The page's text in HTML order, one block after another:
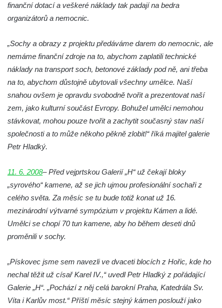
Socha Nosorožík v ZOO Hluboká
Socha Beruška v ZOO Hluboká
Socha Vážka v ZOO Hluboká
Socha Volavka v ZOO Hluboká
Flamingo trůn v ZOO Hluboká
Lysá nad Labem, barokní město Šporkovo
Socha Opičákovník v ZOO Hluboká
Socha Roháč v ZOO Hluboká
Socha Jana Valeria Jirsíka u Černé věže v
Českých Budějovicích
Socha Krista klesajícího pod křížem u
Budějovicích
Socha svatého Jana Nepomuckého u
kostela svaté Rodiny v Českých
Budějovicích
finanční dotací a veškeré náklady tak padají na bedra
organizátorů a nemocnic.
„Sochy a obrazy z projektu předáváme darem do nemocnic, ale
nemáme finanční zdroje na to, abychom zaplatili technické
náklady na transport soch, betonové základy pod ně, ani třeba
na to, abychom důstojně ubytovali všechny umělce. Naší
snahou ovšem je opravdu svobodně tvořit a prezentovat naší
zem, jako kulturní součást Evropy. Bohužel umělci nemohou
stávkovat, mohou pouze tvořit a zachytit současný stav naší
společnosti a to může někoho pěkně zlobit!“ říká majitel galerie
Petr Hladký.
11. 6. 2008– Před vejprtskou Galerií „H“ už čekají bloky
„syrového“ kamene, až se jich ujmou profesionální sochaři z
celého světa. Za měsíc se tu bude totiž konat už 16.
mezinárodní výtvarné sympózium v projektu Kámen a lidé.
Umělci se chopí 70 tun kamene, aby ho během deseti dnů
proměnili v sochy.
„Pískovec jsme sem navezli ve dvaceti blocích z Hořic, kde ho
nechal těžit už císař Karel IV.,“ uvedl Petr Hladký z pořádající
Galerie „H“. „Pochází z něj celá barokní Praha, Katedrála Sv.
Víta i Karlův most.“ Příští měsíc stejný kámen poslouží jako